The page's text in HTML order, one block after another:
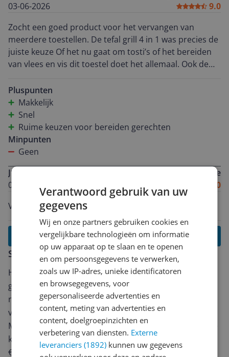
03-06-2026
9.0
Zocht een goed product voor het vervangen van
meerdere toestellen. De tefal grill 4 in 1 was precies de
juiste keuze Of het nu gaat om tosti’s of het bereiden
van vlees en vis dit toestel doet het allemaal. Ook de
maaltijden of bakken is ideaal Al met al een heel goede
keuze, super apparaat
Pluspunten
Makkelijk
Snel
Ruime keuzen voor bereiden gerechten
Minpunten
Geen
J*************@g********
03-06-2026
Algemene score
7.0
Veel plezier er van makkelijk te bedienen..
Lees alle reviews
Schrijf een review
Heb jij dit product in bezit en wil je graag je mening
geven? Start dan hieronder met het schrijven van je
review. Afhankelijk van de details duurt het schrijven
van een review gemiddeld tussen de 3 en 10 minuten.
Met jouw mening help je andere bezoekers een betere
keuze te maken én maak je iedere maand kans op
€250,-!
Klik hier voor de actievoorwaarden.
Verantwoord gebruik van uw
gegevens
Wij en onze partners gebruiken cookies en
vergelijkbare technologieën om informatie
op uw apparaat op te slaan en te openen
en om persoonsgegevens te verwerken,
zoals uw IP-adres, unieke identificatoren
en browsegegevens, voor
gepersonaliseerde advertenties en
content, meting van advertenties en
content, doelgroepinzichten en
verbetering van diensten. Externe
leveranciers (1892) kunnen uw gegevens